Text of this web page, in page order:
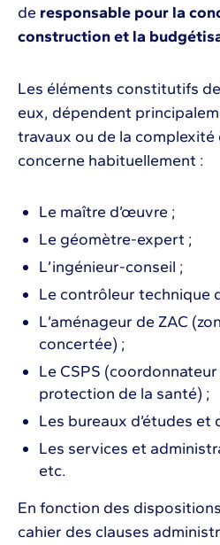
de responsable pour la
construction et la
Les éléments constitutifs
eux, dépendent
travaux ou de la complexité
concerne habituellement :
Le maître d’œuvre ;
Le géomètre-expert ;
L’ingénieur-conseil ;
Le contrôleur technique
L’aménageur de ZAC
concertée) ;
Le CSPS
protection de la santé) ;
Les bureaux d’études et
Les services et
etc.
En fonction des
cahier des clauses